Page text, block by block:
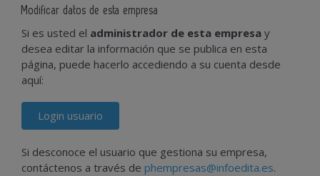
Modificar datos de esta empresa
Si es usted el administrador de esta empresa y
desea editar la información que se publica en esta
página, puede hacerlo accediendo a su cuenta desde
aquí:
Login usuario
Si desconoce el usuario que gestiona su empresa,
contáctenos a través de phempresas@infoedita.es.